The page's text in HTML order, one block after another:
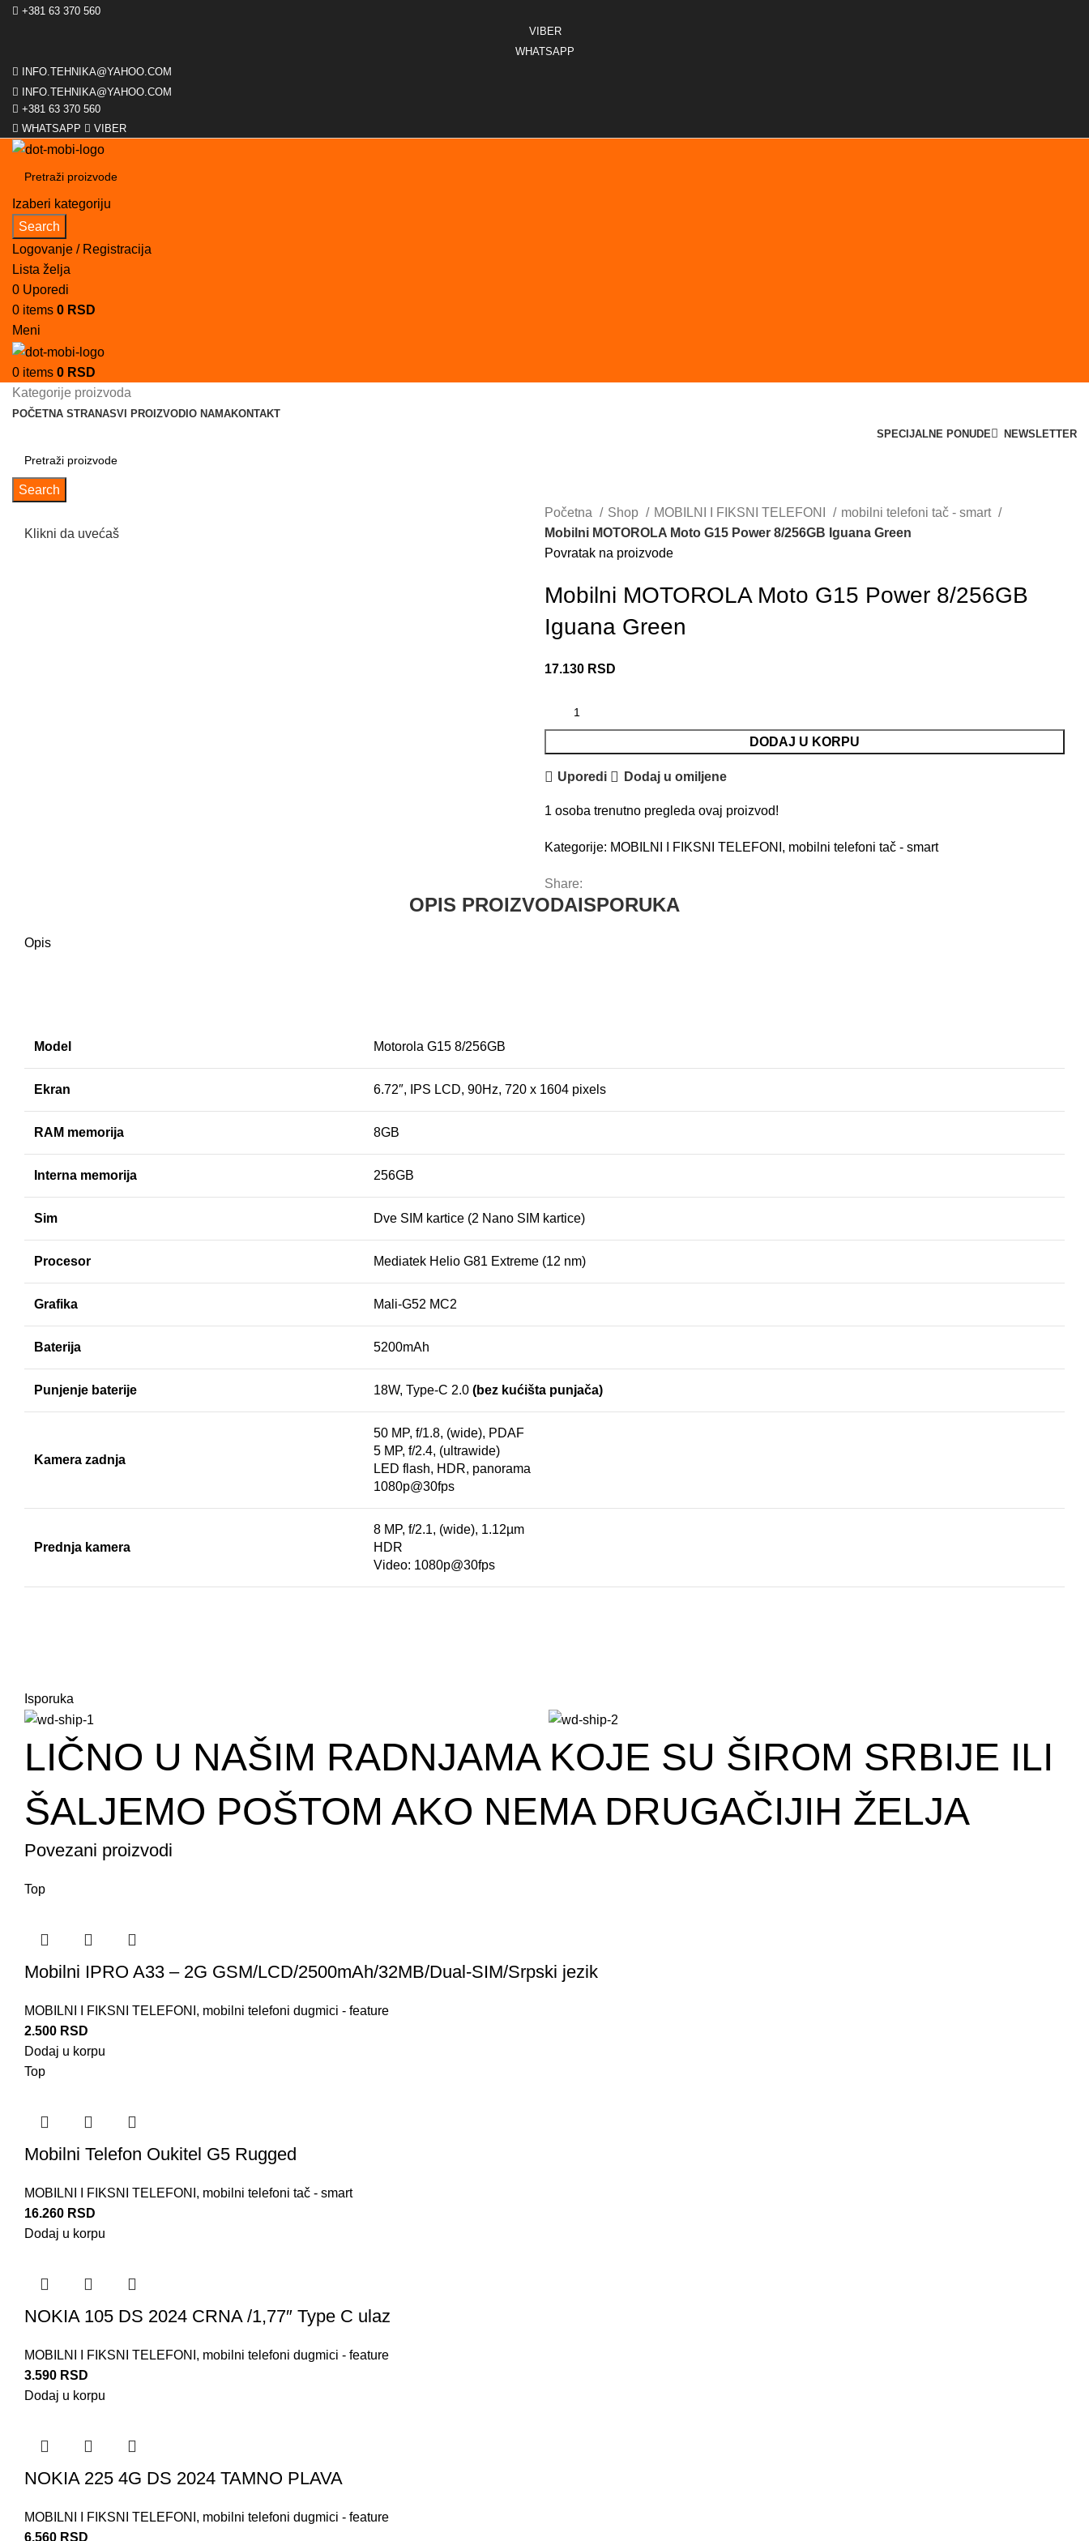
+381 63 370 560
VIBER
WHATSAPP
INFO.TEHNIKA@YAHOO.COM
INFO.TEHNIKA@YAHOO.COM
+381 63 370 560
WHATSAPP
VIBER
Izaberi kategoriju
Search
Logovanje / Registracija
Lista želja
0 Uporedi
0 items 0 RSD
Meni
0 items 0 RSD
Kategorije proizvoda
POČETNA STRANASVI PROIZVODIO NAMAKONTAKT
SPECIJALNE PONUDE
NEWSLETTER
Search
Klikni da uvećaš
Početna Shop MOBILNI I FIKSNI TELEFONI
mobilni telefoni tač - smart
Mobilni MOTOROLA Moto G15 Power 8/256GB Iguana Green
Povratak na proizvode
Mobilni MOTOROLA Moto G15 Power 8/256GB
Iguana Green
17.130 RSD
DODAJ U KORPU
Uporedi Dodaj u omiljene
1 osoba trenutno pregleda ovaj proizvod!
Kategorije: MOBILNI I FIKSNI TELEFONI , mobilni telefoni tač - smart
Share:
OPIS PROIZVODAISPORUKA
Opis
Model Motorola G15 8/256GB
Ekran 6.72″, IPS LCD, 90Hz, 720 x 1604 pixels
RAM memorija 8GB
Interna memorija 256GB
Sim Dve SIM kartice (2 Nano SIM kartice)
Procesor Mediatek Helio G81 Extreme (12 nm)
Grafika Mali-G52 MC2
Baterija 5200mAh
Punjenje baterije 18W, Type-C 2.0 (bez kućišta punjača)
Kamera zadnja
50 MP, f/1.8, (wide), PDAF
5 MP, f/2.4, (ultrawide)
LED flash, HDR, panorama
1080p@30fps
Prednja kamera
8 MP, f/2.1, (wide), 1.12µm
HDR
Video: 1080p@30fps
Isporuka
LIČNO U NAŠIM RADNJAMA KOJE SU ŠIROM SRBIJE ILI
ŠALJEMO POŠTOM AKO NEMA DRUGAČIJIH ŽELJA
Povezani proizvodi
Top
Mobilni IPRO A33 – 2G GSM/LCD/2500mAh/32MB/Dual-SIM/Srpski jezik
MOBILNI I FIKSNI TELEFONI , mobilni telefoni dugmici - feature
2.500 RSD
Dodaj u korpu
Top
Mobilni Telefon Oukitel G5 Rugged
MOBILNI I FIKSNI TELEFONI , mobilni telefoni tač - smart
16.260 RSD
Dodaj u korpu
NOKIA 105 DS 2024 CRNA /1,77″ Type C ulaz
MOBILNI I FIKSNI TELEFONI , mobilni telefoni dugmici - feature
3.590 RSD
Dodaj u korpu
NOKIA 225 4G DS 2024 TAMNO PLAVA
MOBILNI I FIKSNI TELEFONI , mobilni telefoni dugmici - feature
6.560 RSD